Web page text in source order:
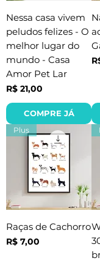
Nessa casa vivem
peludos felizes - O
melhor lugar do
mundo - Casa
Amor Pet Lar
Preço
R$ 21,00
COMPRE JÁ
Plus
Raças de Cachorro
Preço
R$ 7,00